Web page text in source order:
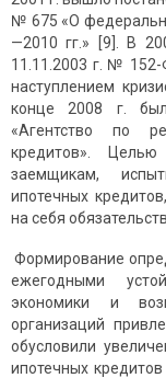
№ 675 «О
—2010 гг.» [9]. В
11.11.2003 г. №
наступлением
конце 2008 г.
«Агентство по
кредитов».
заемщикам,
ипотечных
на себя обязательств
Формирование
ежегодными
экономики и
организаций
обусловили
ипотечных